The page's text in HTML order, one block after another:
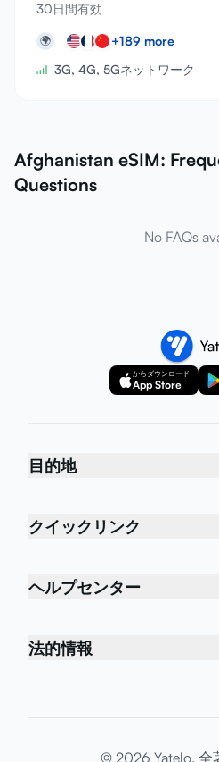
30日間有効
🌍 +189 more
3G, 4G, 5Gネットワーク
Afghanistan eSIM:
Questions
No FAQs
からダウンロード
App Store
目的地
クイックリンク
ヘルプセンター
法的情報
© 2026 Yatelo. 全